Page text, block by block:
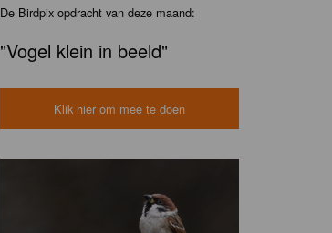
De Birdpix opdracht van deze maand:
"Vogel klein in beeld"
Klik hier om mee te doen